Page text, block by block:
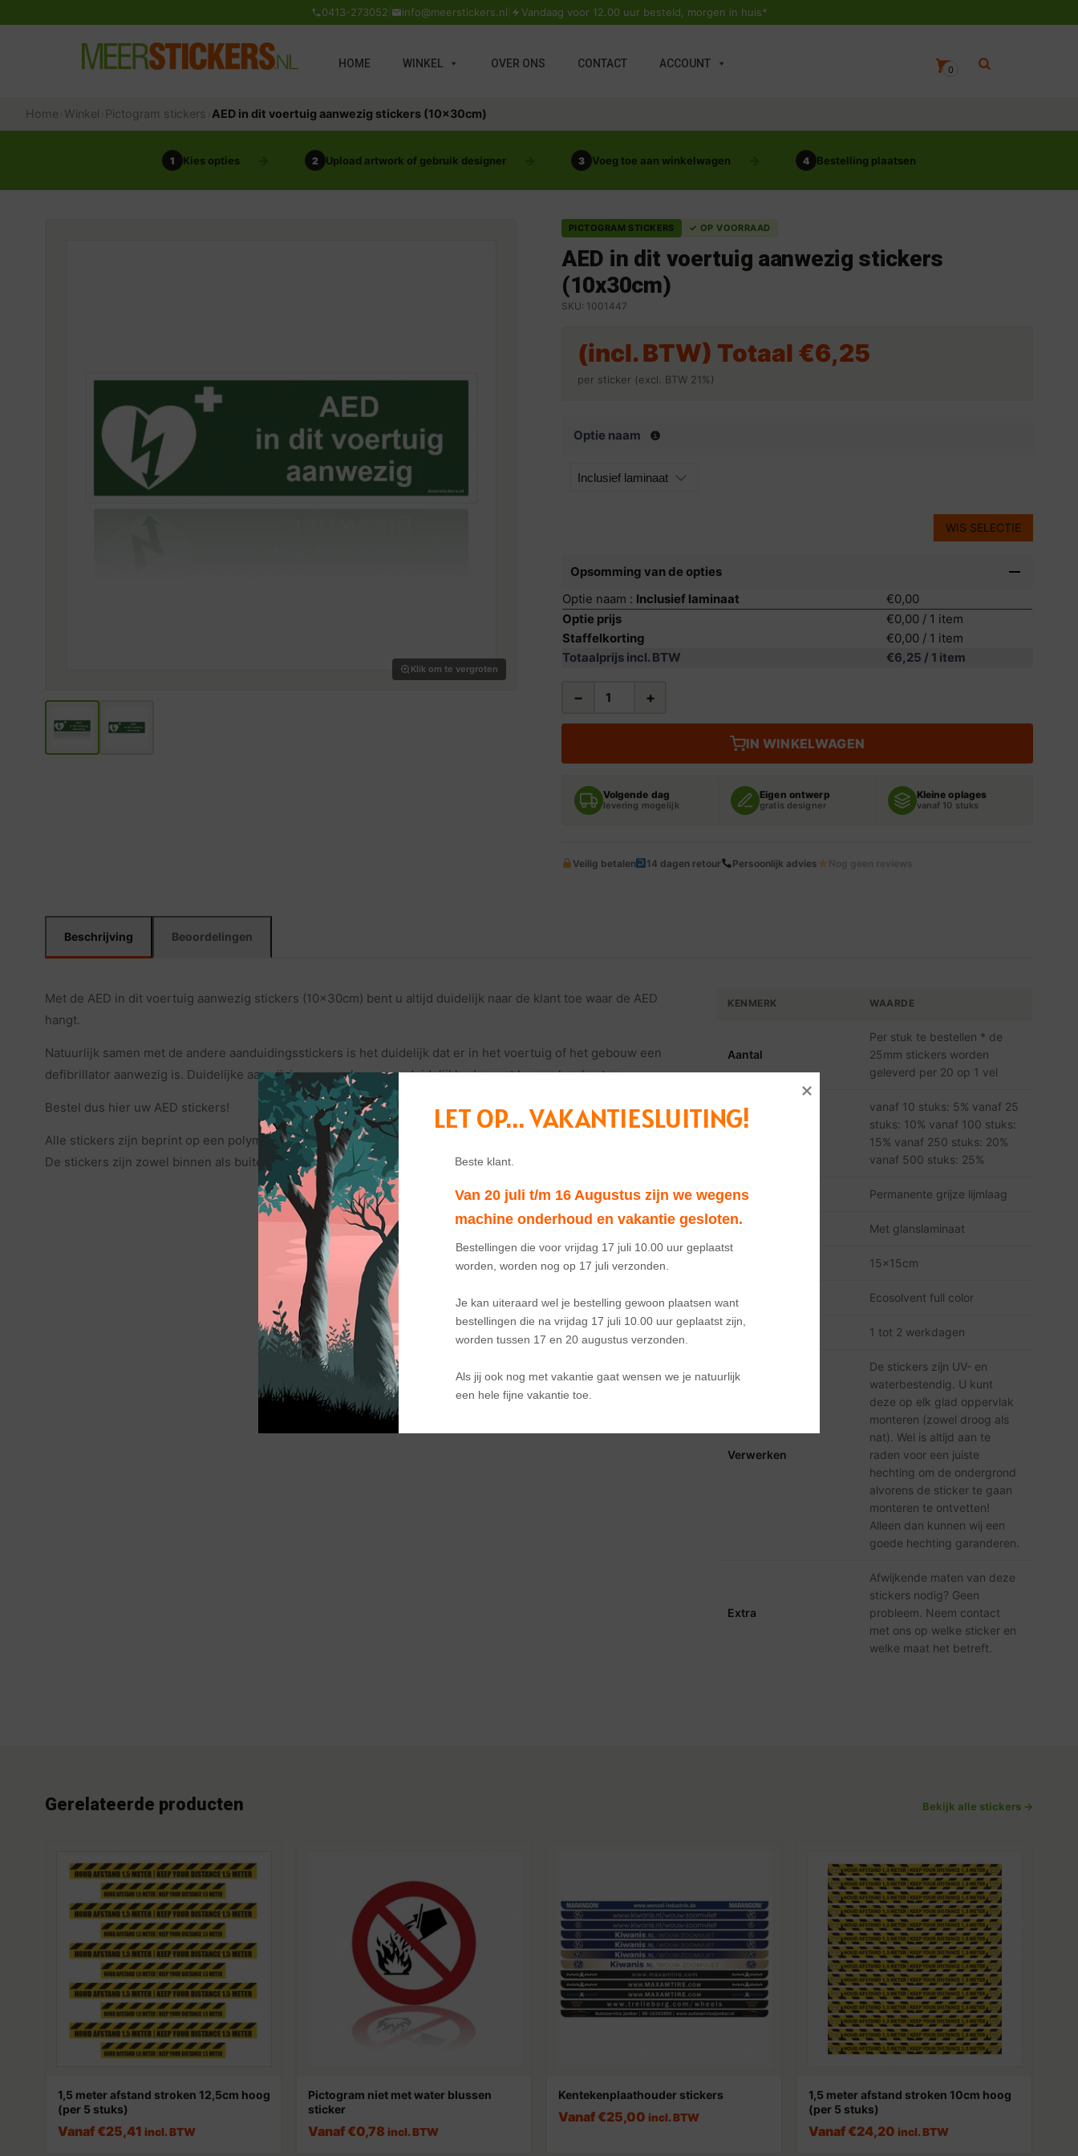
0413-273052 info@meerstickers.nl Vandaag voor 12.00 uur besteld, morgen in huis*
HOME WINKEL OVER ONS CONTACT ACCOUNT 0
Home Winkel Pictogram stickers AED in dit voertuig aanwezig stickers (10x30cm)
1 Kies opties 2 Upload artwork of gebruik designer 3 Voeg toe aan winkelwagen 4 Bestelling plaatsen
Klik om te vergroten
PICTOGRAM STICKERS ✓ OP VOORRAAD
AED in dit voertuig aanwezig stickers
(10x30cm)
SKU: 1001447
(incl. BTW) Totaal €6,25
per sticker (excl. BTW 21%)
Optie naam
WIS SELECTIE
Opsomming van de opties
Optie naam : Inclusief laminaat
€0,00
Optie prijs
€0,00 / 1 item
Staffelkorting
€0,00 / 1 item
Totaalprijs incl. BTW
€6,25 / 1 item
STICKERS
(10X30CM)
AANTAL
− +
IN WINKELWAGEN
Volgende dag
levering mogelijk
Eigen ontwerp
gratis designer
Kleine oplages
vanaf 10 stuks
Veilig betalen 14 dagen retour Persoonlijk advies
Beschrijving Beoordelingen
Met de AED in dit voertuig aanwezig stickers (10x30cm) bent u altijd duidelijk naar de klant toe waar de AED
hangt.
Natuurlijk samen met de andere aanduidingsstickers is het duidelijk dat er in het voertuig of het gebouw een
defibrillator aanwezig is. Duidelijke aanwijzingen voorkomen onduidelijkheden wat levens kan kosten.
Bestel dus hier uw AED stickers!
Alle stickers zijn beprint op een polymere hoge kwaliteit folie voorzien van een laminaat.
De stickers zijn zowel binnen als buiten te gebruiken.
KENMERK WAARDE
Aantal
Per stuk te bestellen * de
25mm stickers worden
geleverd per 20 op 1 vel
vanaf 10 stuks: 5% vanaf 25
stuks: 10% vanaf 100 stuks:
15% vanaf 250 stuks: 20%
vanaf 500 stuks: 25%
Lijmlaag Permanente grijze lijmlaag
Laminaat Met glanslaminaat
15x15cm
Printtype Ecosolvent full color
Levertertermijn 1 tot 2 werkdagen
Verwerken
De stickers zijn UV- en
waterbestendig. U kunt
deze op elk glad oppervlak
monteren (zowel droog als
nat). Wel is altijd aan te
raden voor een juiste
hechting om de ondergrond
alvorens de sticker te gaan
monteren te ontvetten!
Alleen dan kunnen wij een
goede hechting garanderen.
Extra
Afwijkende maten van deze
stickers nodig? Geen
probleem. Neem contact
met ons op welke sticker en
welke maat het betreft.
Gerelateerde producten Bekijk alle stickers →
1,5 meter afstand stroken 12,5cm hoog
(per 5 stuks)
Vanaf €25,41 incl. BTW
Pictogram niet met water blussen
sticker
Vanaf €0,78 incl. BTW
Kentekenplaathouder stickers
Vanaf €25,00 incl. BTW
1,5 meter afstand stroken 10cm hoog
(per 5 stuks)
Vanaf €24,20 incl. BTW
LET OP... VAKANTIESLUITING!
Bestellingen die voor vrijdag 17 juli 10.00 uur geplaatst
worden, worden nog op 17 juli verzonden.
Je kan uiteraard wel je bestelling gewoon plaatsen want
bestellingen die na vrijdag 17 juli 10.00 uur geplaatst zijn,
worden tussen 17 en 20 augustus verzonden.
Als jij ook nog met vakantie gaat wensen we je natuurlijk
een hele fijne vakantie toe.
Van 20 juli t/m 16 Augustus zijn we wegens
machine onderhoud en vakantie gesloten.